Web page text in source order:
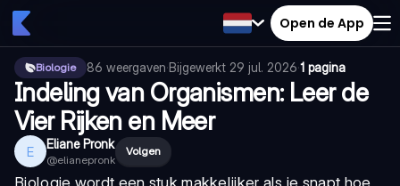
Open de App
Biologie 86 weergaven·Bijgewerkt 29 jul. 2026·1 pagina
Indeling van Organismen: Leer de
Vier Rijken en Meer
E Eliane Pronk
@elianepronk
Volgen
Biologie wordt een stuk makkelijker als je snapt hoe